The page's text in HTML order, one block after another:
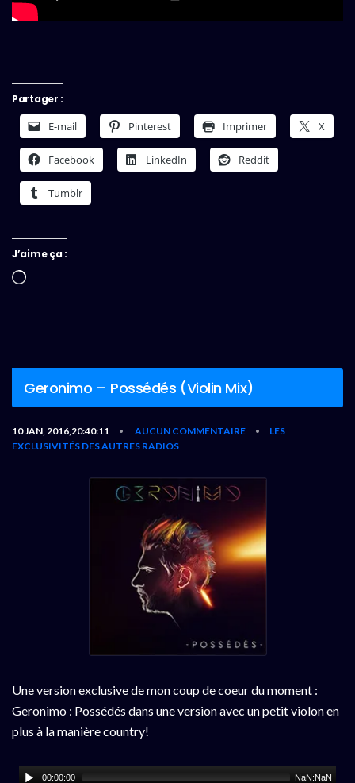
Partager :
E-mail Pinterest Imprimer X
Facebook LinkedIn Reddit
Tumblr
J’aime ça :
Chargement…
Geronimo – Possédés (Violin Mix)
10 JAN, 2016,20:40:11 • AUCUN COMMENTAIRE •
LES
EXCLUSIVITÉS DES AUTRES RADIOS
Une version exclusive de mon coup de coeur du moment :
Geronimo : Possédés dans une version avec un petit violon en
plus à la manière country!
00:00:00 NaN:NaN